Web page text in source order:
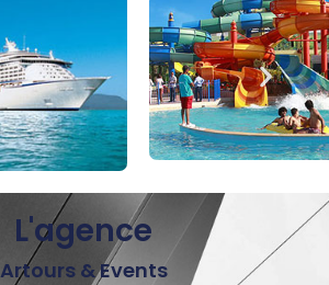
L'agence
Artours & Events